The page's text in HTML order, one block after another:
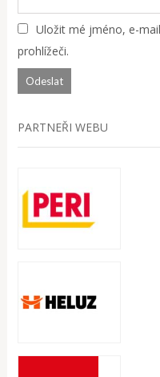
Uložit mé jméno, e-
prohlížeči.
PARTNEŘI WEBU